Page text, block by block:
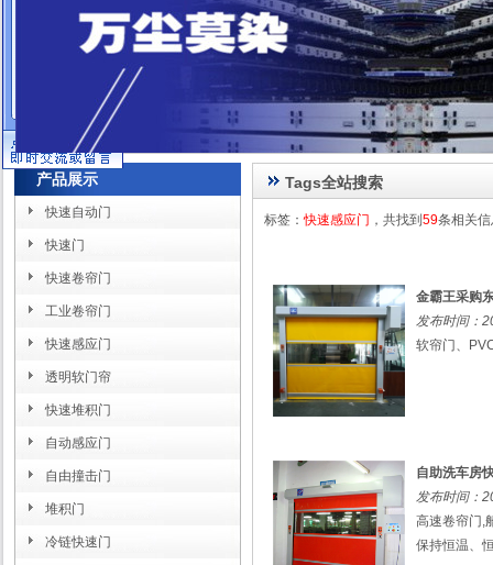
产品展示
快速自动门
快速门
快速卷帘门
工业卷帘门
快速感应门
透明软门帘
快速堆积门
自动感应门
自由撞击门
堆积门
冷链快速门
Tags全站搜索
标签：快速感应门 ，共找到 59条相关
金霸王采购
发布时间：
软帘门、
自助洗车房
发布时间：
高速卷帘门,
保持恒温、
在线客服